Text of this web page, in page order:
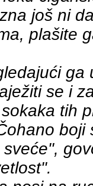
još ni
plašite
se i
tih
boji